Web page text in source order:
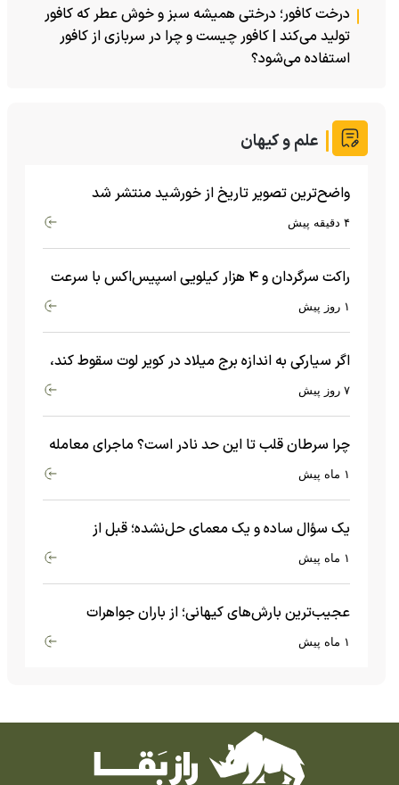
درخت کافور؛ درختی همیشه سبز و خوش عطر که کافور
تولید می‌کند | کافور چیست و چرا در سربازی از کافور
استفاده می‌شود؟
علم و کیهان
واضح‌ترین تصویر تاریخ از خورشید منتشر شد
۴ دقیقه پیش
راکت سرگردان و ۴ هزار کیلویی اسپیس‌اکس با سرعت
هشت هزار و ۶۹۰ کیلومتر در ساعت به ماه برخورد کرد۱ روز پیش
اگر سیارکی به اندازه برج میلاد در کویر لوت سقوط کند،
چه اتفاقی می‌افتد؟
۷ روز پیش
چرا سرطان قلب تا این حد نادر است؟ ماجرای معامله
عجیبی که در بدن اتفاق می‌افتد!۱ ماه پیش
یک سؤال ساده و یک معمای حل‌نشده؛ قبل از
بیگ‌بنگ و آغاز جهان چه چیزی وجود داشت؟۱ ماه پیش
عجیب‌ترین بارش‌های کیهانی؛ از باران جواهرات
گران‌قیمت تا بارش آهن و شیشه۱ ماه پیش